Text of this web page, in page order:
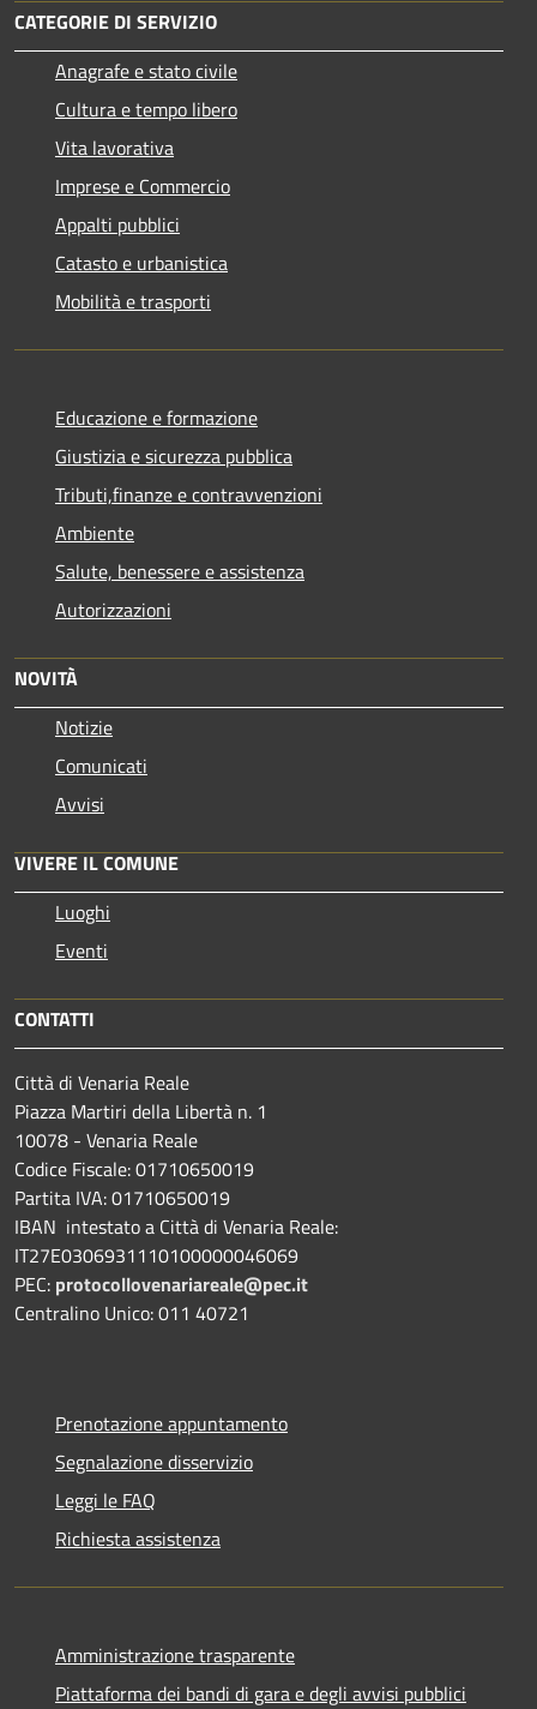
CATEGORIE DI SERVIZIO
Anagrafe e stato civile
Cultura e tempo libero
Vita lavorativa
Imprese e Commercio
Appalti pubblici
Catasto e urbanistica
Mobilità e trasporti
Educazione e formazione
Giustizia e sicurezza pubblica
Tributi,finanze e contravvenzioni
Ambiente
Salute, benessere e assistenza
Autorizzazioni
NOVITÀ
Notizie
Comunicati
Avvisi
VIVERE IL COMUNE
Luoghi
Eventi
CONTATTI
Città di Venaria Reale
Piazza Martiri della Libertà n. 1
10078 - Venaria Reale
Codice Fiscale: 01710650019
Partita IVA: 01710650019
IBAN intestato a Città di Venaria Reale:
IT27E0306931110100000046069
PEC: protocollovenariareale@pec.it
Centralino Unico: 011 40721
Prenotazione appuntamento
Segnalazione disservizio
Leggi le FAQ
Richiesta assistenza
Amministrazione trasparente
Piattaforma dei bandi di gara e degli avvisi pubblici